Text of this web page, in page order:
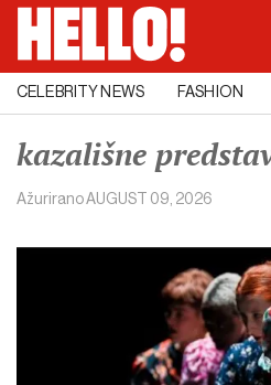
CELEBRITY NEWS FASHION
kazališne
AžuriranoAUGUST 09, 2026